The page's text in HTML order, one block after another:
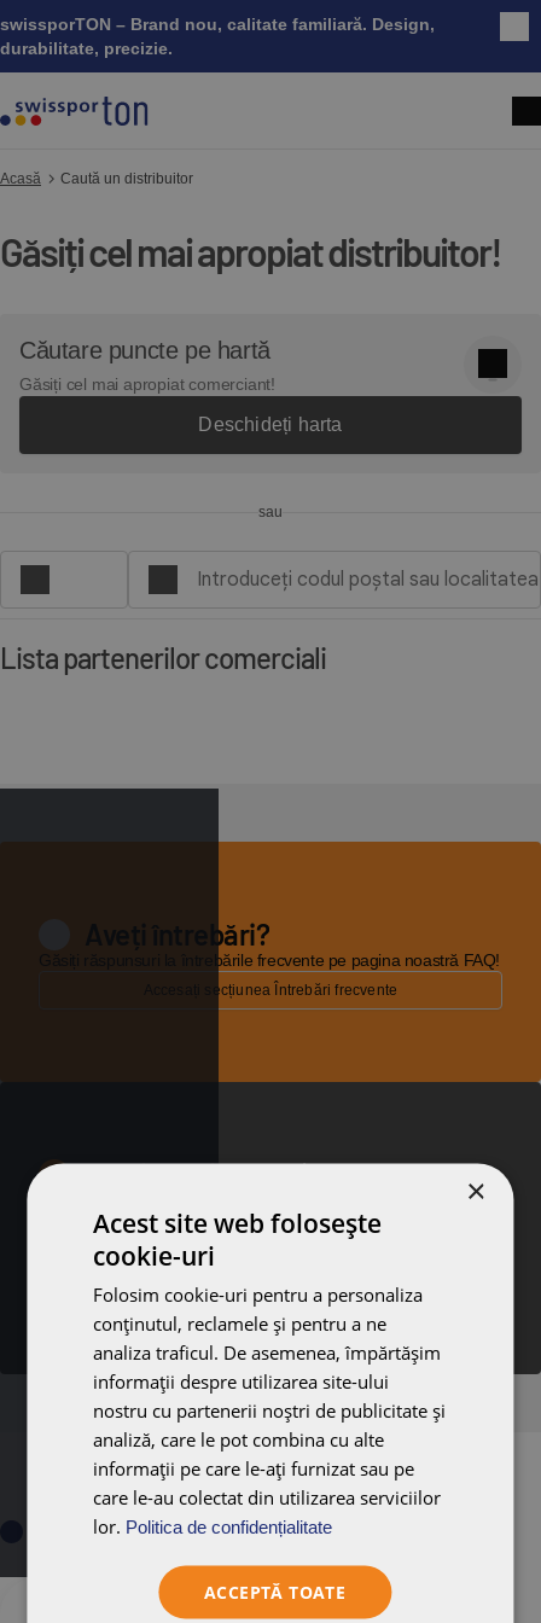
swissporTON – Brand nou, calitate familiară. Design,
durabilitate, precizie.
Acasă Caută un distribuitor
Găsiți cel mai apropiat distribuitor!
Căutare puncte pe hartă
Găsiți cel mai apropiat comerciant!
Deschideți harta
sau
Lista partenerilor comerciali
Aveți întrebări?
Găsiți răspunsuri la întrebările frecvente pe pagina noastră FAQ!
Accesați secțiunea Întrebări frecvente
Aveți nevoie de asistență
suplimentară?
Suntem bucuroși să vă ajutăm – vă rugăm să ne contactați
completând formularul!
×
Acest site web folosește
cookie-uri
Folosim cookie-uri pentru a personaliza
conținutul, reclamele și pentru a ne
analiza traficul. De asemenea, împărtășim
informații despre utilizarea site-ului
nostru cu partenerii noștri de publicitate și
analiză, care le pot combina cu alte
informații pe care le-ați furnizat sau pe
care le-au colectat din utilizarea serviciilor
lor. Politica de confidențialitate
ACCEPTĂ TOATE